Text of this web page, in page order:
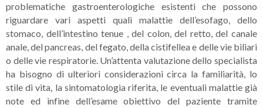
problematiche gastroenterologiche esistenti che possono
riguardare vari aspetti quali malattie dell’esofago, dello
stomaco, dell’intestino tenue , del colon, del retto, del canale
anale, del pancreas, del fegato, della cistifellea e delle vie biliari
o delle vie respiratorie. Un’attenta valutazione dello specialista
ha bisogno di ulteriori considerazioni circa la familiarità, lo
stile di vita, la sintomatologia riferita, le eventuali malattie già
note ed infine dell’esame obiettivo del paziente tramite